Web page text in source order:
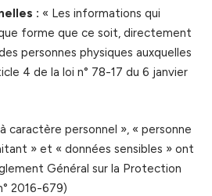
: « Les informations qui
forme que ce soit, directement
personnes physiques auxquelles
4 de la loi n° 78-17 du 6 janvier
caractère personnel », « personne
» et « données sensibles » ont
Général sur la Protection
2016-679)